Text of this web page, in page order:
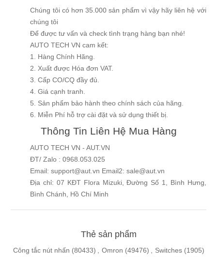
Chúng tôi có hơn 35.000 sản phẩm vì vậy hãy liên hệ với
chúng tôi
Để được tư vấn và check tình trạng hàng bạn nhé!
AUTO TECH VN cam kết:
1. Hàng Chính Hãng.
2. Xuất được Hóa đơn VAT.
3. Cấp CO/CQ đầy đủ.
4. Giá cạnh tranh.
5. Sản phẩm bảo hành theo chính sách của hãng.
6. Miễn Phí hỗ trợ cài đặt và sử dụng thiết bị.
Thông Tin Liên Hệ Mua Hàng
AUTO TECH VN - AUT.VN
ĐT/ Zalo : 0968.053.025
Email: support@aut.vn Email2: sale@aut.vn
Địa chỉ: 07 KĐT Flora Mizuki, Đường Số 1, Bình Hưng,
Bình Chánh, Hồ Chí Minh
Thẻ sản phẩm
Công tắc nút nhấn (80433) Omron (49476) Switches (1905)